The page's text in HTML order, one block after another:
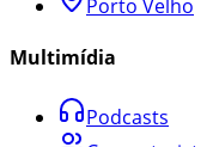
Porto Velho
Multimídia
Podcasts